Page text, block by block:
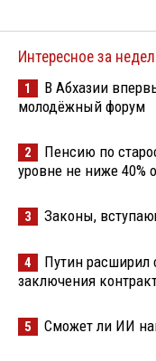
Интересное за
1
В Абхазии
молодёжный форум
2
Пенсию по
уровне не ниже 40%
3 Законы,
4
Путин расширил
заключения
5 Сможет ли ИИ